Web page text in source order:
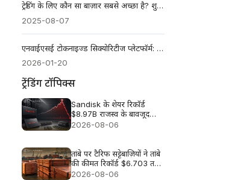
ट्रेडिंग के लिए कौन सा बाज़ार सबसे अच्छा है? शुरुआती लोगों के लिए गाइड
2025-08-07
एनवाईएसई टोकनाइज्ड सिक्योरिटीज प्लेटफॉर्म: शेयरों के लिए इसका क्या अर्थ है?
2026-01-20
ट्रेंडिंग टॉपिक्स
Sandisk के शेयर रिकॉर्ड
$8.97B राजस्व के बावजूद
लगभग 13% क्यों गिरे
2026-08-06
तांबे पर टैरिफ सट्टेबाज़ियों ने तांबे
की कीमत रिकॉर्ड $6.703 तक
धकेल दी
2026-08-06